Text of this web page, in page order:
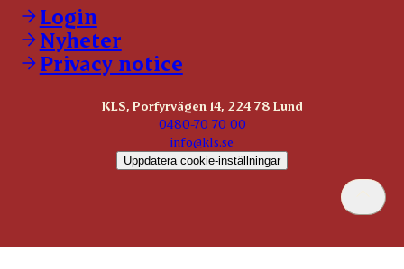
Förmedling
Allmänna leveransvillkor
Återtag
Grisrådgivning
Våra policies
Våra certifikat
Jobba hos oss
Visselblåsning
Login
Nyheter
Privacy notice
KLS, Porfyrvägen 14, 224 78 Lund
0480-70 70 00
info@kls.se
Uppdatera cookie-inställningar